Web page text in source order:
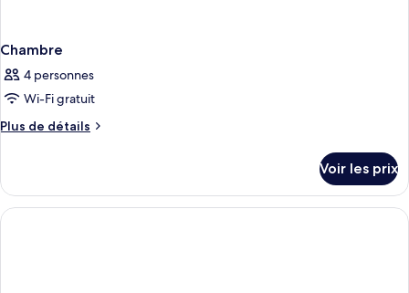
Chambre
4 personnes
Wi-Fi gratuit
Plus de détails
Plus
le
type
de
Voir les prix